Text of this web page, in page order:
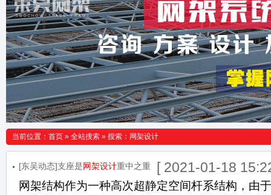
当前位置： 首页 » 全站搜索 » 搜索：网架设计
[东吴动态]支座是网架设计重中之重 [ 2021-01-18
网架结构作为一种高次超静定空间杆系结构，由